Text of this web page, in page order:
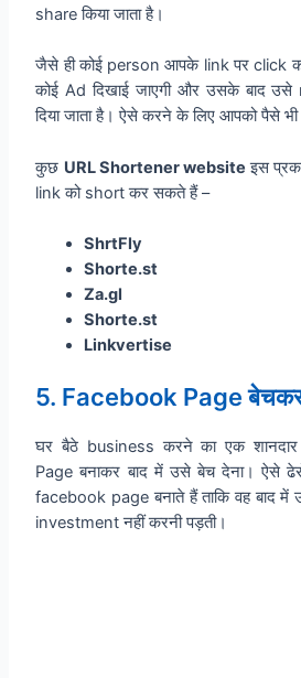
share किया जाता है।
जैसे ही कोई person आपके link पर click
कोई Ad दिखाई जाएगी और उसके बाद
दिया जाता है। ऐसे करने के लिए आपको पैसे भी
कुछ URL Shortener websiteइस
link को short कर सकते हैं –
ShrtFly
Shorte.st
Za.gl
Shorte.st
Linkvertise
5. Facebook Page
घर बैठे business करने का एक
Page बनाकर बाद में उसे बेच देना। ऐसे
facebook page बनाते हैं ताकि वह बाद
investment नहीं करनी पड़ती।